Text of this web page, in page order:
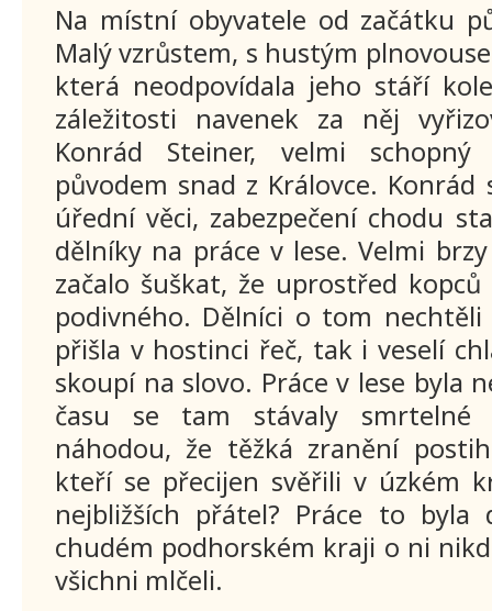
Na místní obyvatele od začátku
Malý vzrůstem, s hustým
která neodpovídala jeho stáří
záležitosti navenek za něj
Konrád Steiner, velmi
původem snad z Královce.
úřední věci, zabezpečení chodu
dělníky na práce v lese. Velmi
začalo šuškat, že uprostřed
podivného. Dělníci o tom
přišla v hostinci řeč, tak i veselí
skoupí na slovo. Práce v lese byla
času se tam stávaly smrtelné
náhodou, že těžká zranění
kteří se přecijen svěřili v úzkém
nejbližších přátel? Práce to byla
chudém podhorském kraji o ni
všichni mlčeli.